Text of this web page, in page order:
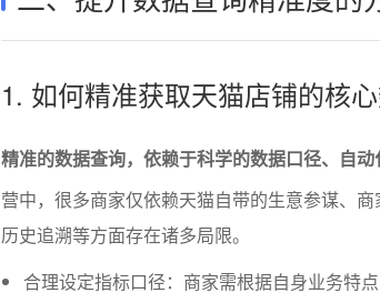
1. 如何精准获取天猫店铺的核心
精准的数据查询，依赖于科学的数据口径、自动
营中，很多商家仅依赖天猫自带的生意参谋、
历史追溯等方面存在诸多局限。
合理设定指标口径：商家需根据自身业务特